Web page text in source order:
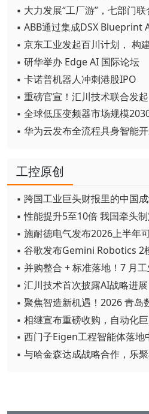
▪ 大力发展“工厂游”，七部门联
▪ 京东工业发起百川计划， 构
▪ 研华举办 Edge AI 国际论坛
▪ 卡诺普机器人冲刺港股IPO
▪ 全球低压变频器市场规模
▪ 华为云发布全流程具身智能
工控原创
▪ 跨国工业巨头财报里的中国
▪ 并购整合 + 标准落地！7 月